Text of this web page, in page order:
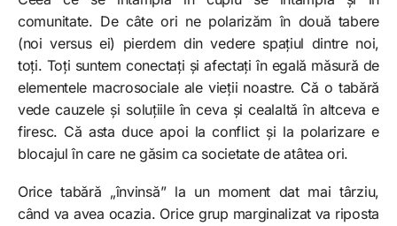
comunitate. De câte ori ne polarizăm în două tabere
(noi versus ei) pierdem din vedere spațiul dintre noi,
toți. Toți suntem conectați și afectați în egală măsură de
elementele macrosociale ale vieții noastre. Că o tabără
vede cauzele și soluțiile în ceva și cealaltă în altceva e
firesc. Că asta duce apoi la conflict și la polarizare e
blocajul în care ne găsim ca societate de atâtea ori.
Orice tabără „învinsă” la un moment dat mai târziu,
când va avea ocazia. Orice grup marginalizat va riposta